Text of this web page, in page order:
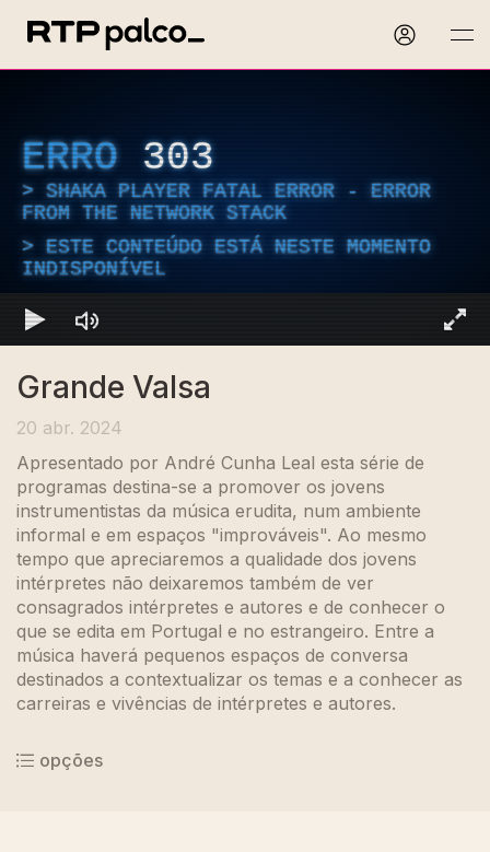
ERRO 303
SHAKA PLAYER FATAL ERROR - ERROR
FROM THE NETWORK STACK
ESTE CONTEÚDO ESTÁ NESTE MOMENTO
INDISPONÍVEL
Grande Valsa
20 abr. 2024
Apresentado por André Cunha Leal esta série de
programas destina-se a promover os jovens
instrumentistas da música erudita, num ambiente
informal e em espaços "improváveis". Ao mesmo
tempo que apreciaremos a qualidade dos jovens
intérpretes não deixaremos também de ver
consagrados intérpretes e autores e de conhecer o
que se edita em Portugal e no estrangeiro. Entre a
música haverá pequenos espaços de conversa
destinados a contextualizar os temas e a conhecer as
carreiras e vivências de intérpretes e autores.
opções